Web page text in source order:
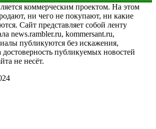
коммерческим проектом. На этом
ни чего не покупают, ни какие
Сайт представляет собой ленту
news.rambler.ru, kommersant.ru,
публикуются без искажения,
достоверность публикуемых новостей
не несёт.